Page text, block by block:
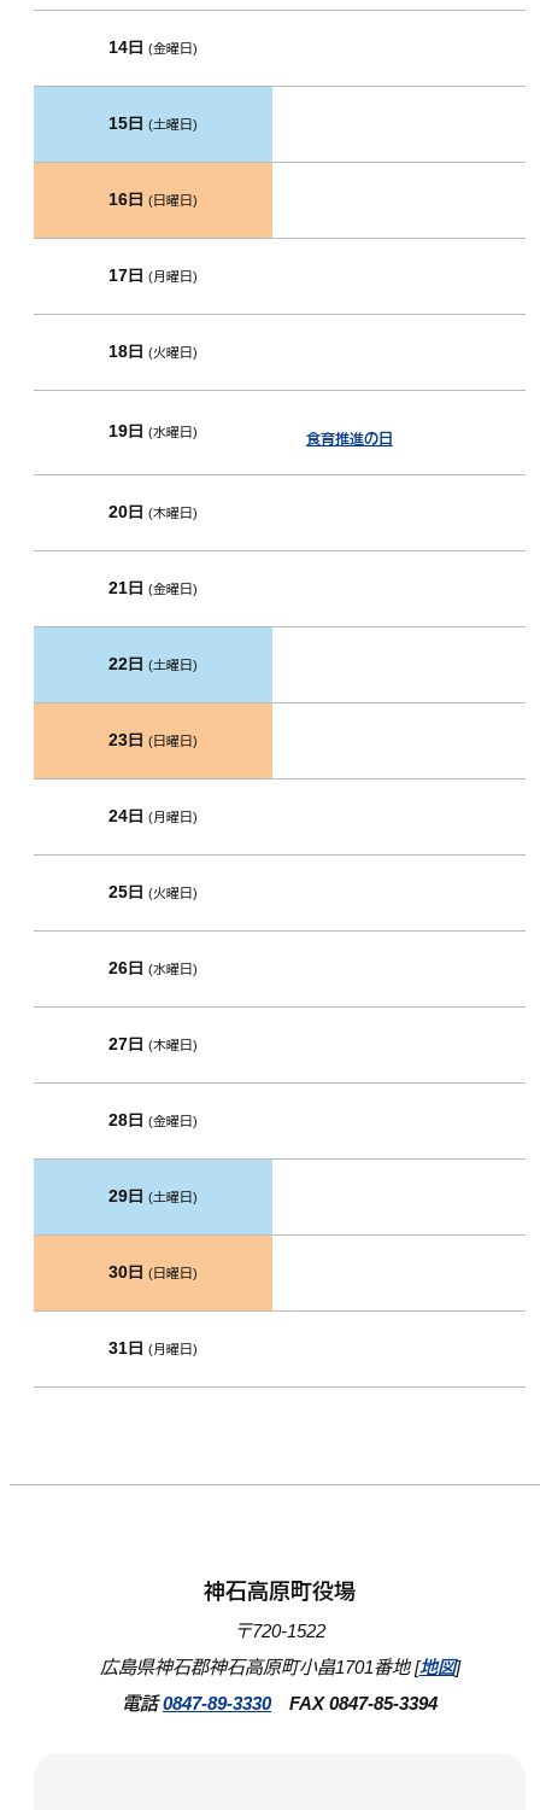
14日 (金曜日)
15日 (土曜日)
16日 (日曜日)
17日 (月曜日)
18日 (火曜日)
19日 (水曜日) 食育推進の日
20日 (木曜日)
21日 (金曜日)
22日 (土曜日)
23日 (日曜日)
24日 (月曜日)
25日 (火曜日)
26日 (水曜日)
27日 (木曜日)
28日 (金曜日)
29日 (土曜日)
30日 (日曜日)
31日 (月曜日)
神石高原町役場
〒720-1522
広島県神石郡神石高原町小畠1701番地 [地図]
電話0847-89-3330FAX 0847-85-3394